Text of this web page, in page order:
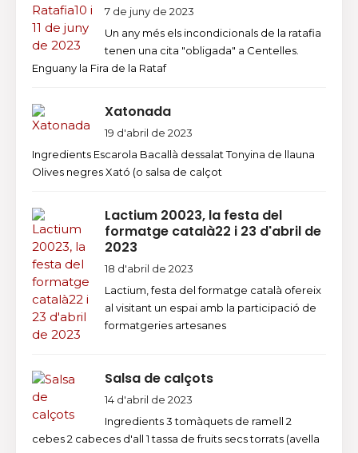
7 de juny de 2023
Un any més els incondicionals de la ratafia
tenen una cita "obligada" a Centelles.
Enguany la Fira de la Rataf
Xatonada
19 d'abril de 2023
Ingredients Escarola Bacallà dessalat Tonyina de llauna
Olives negres Xató (o salsa de calçot
Lactium 20023, la festa del
formatge català22 i 23 d'abril de
2023
18 d'abril de 2023
Lactium, festa del formatge català ofereix
al visitant un espai amb la participació de
formatgeries artesanes
Salsa de calçots
14 d'abril de 2023
Ingredients 3 tomàquets de ramell 2
cebes 2 cabeces d'all 1 tassa de fruits secs torrats (avella